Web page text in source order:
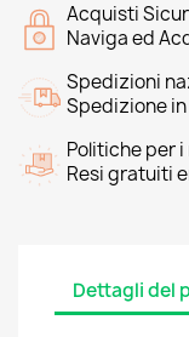
Acquisti
Naviga ed
Spedizioni
Spedizione
Politiche per i
Resi gratuiti
Dettagli del